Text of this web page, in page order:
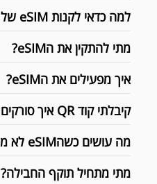
למה כדאי לקנות eSIM של Tuki?
מתי להתקין את הeSIM?
איך מפעילים את הeSIM?
קיבלתי קוד QR איך סורקים אותו למכשיר?
מה עושים כשהeSIM לא מתחבר?
מתי מתחיל תוקף החבילה?